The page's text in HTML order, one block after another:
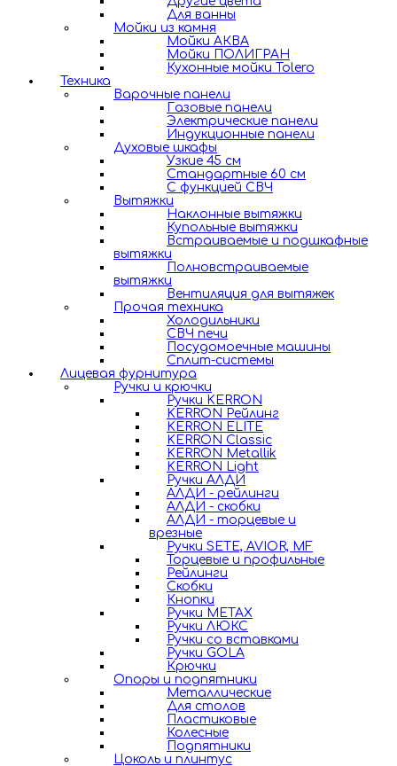
Для ванны
Мойки из камня
Мойки АКВА
Мойки ПОЛИГРАН
Кухонные мойки Tolero
Техника
Варочные панели
Газовые панели
Электрические панели
Индукционные панели
Духовые шкафы
Узкие 45 см
Стандартные 60 см
С функцией СВЧ
Вытяжки
Наклонные вытяжки
Купольные вытяжки
Встраиваемые и подшкафные
вытяжки
Полновстраиваемые
вытяжки
Вентиляция для вытяжек
Прочая техника
Холодильники
СВЧ печи
Посудомоечные машины
Сплит-системы
Лицевая фурнитура
Ручки и крючки
Ручки KERRON
KERRON Рейлинг
KERRON ELITE
KERRON Classic
KERRON Metallik
KERRON Light
Ручки АЛДИ
АЛДИ - рейлинги
АЛДИ - скобки
АЛДИ - торцевые и
врезные
Ручки SETE, AVIOR, MF
Торцевые и профильные
Рейлинги
Скобки
Кнопки
Ручки METAX
Ручки ЛЮКС
Ручки со вставками
Ручки GOLA
Крючки
Опоры и подпятники
Металлические
Для столов
Пластиковые
Колесные
Подпятники
Цоколь и плинтус